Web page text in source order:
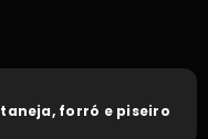
forró e piseiro